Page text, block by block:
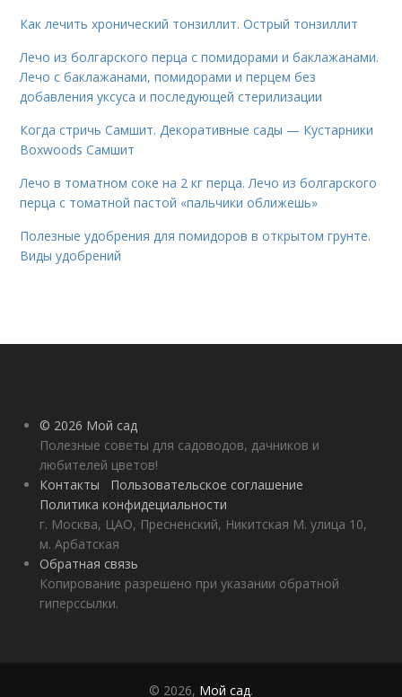
Как лечить хронический тонзиллит. Острый тонзиллит
Лечо из болгарского перца с помидорами и баклажанами.
Лечо с баклажанами, помидорами и перцем без
добавления уксуса и последующей стерилизации
Когда стричь Самшит. Декоративные сады — Кустарники
Boxwoods Самшит
Лечо в томатном соке на 2 кг перца. Лечо из болгарского
перца с томатной пастой «пальчики оближешь»
Полезные удобрения для помидоров в открытом грунте.
Виды удобрений
© 2026 Мой сад
Полезные советы для садоводов, дачников и
любителей цветов!
Контакты
Пользовательское соглашение
Политика конфидециальности
г. Москва, ЦАО, Пресненский, Никитская М. улица 10,
м. Арбатская
Обратная связь
Копирование разрешено при указании обратной
гиперссылки.
© 2026, Мой сад.